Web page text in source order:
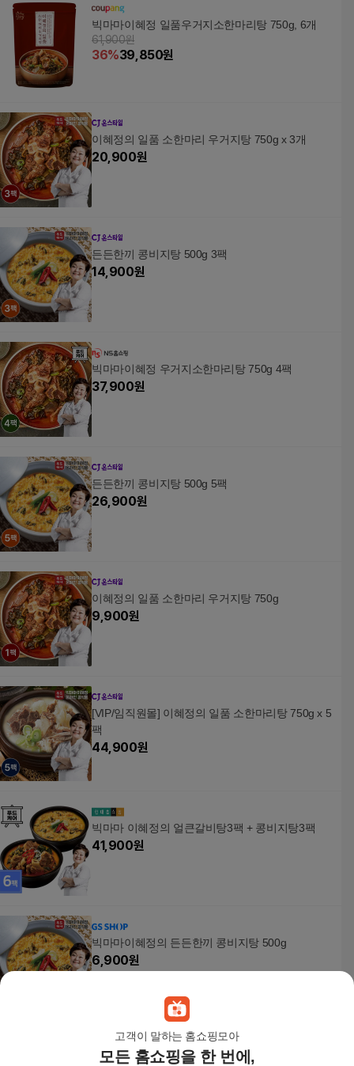
고객이 말하는 홈쇼핑모아
모든 홈쇼핑을 한 번에,
빅마마이혜정 일품우거지소한마리탕 750g, 6개
61,900원
36%39,850원
이혜정의 일품 소한마리 우거지탕 750g x 3개
20,900원
든든한끼 콩비지탕 500g 3팩
14,900원
빅마마이혜정 우거지소한마리탕 750g 4팩
37,900원
든든한끼 콩비지탕 500g 5팩
26,900원
이혜정의 일품 소한마리 우거지탕 750g
9,900원
[VIP/임직원몰] 이혜정의 일품 소한마리탕 750g x 5
팩
44,900원
빅마마 이혜정의 얼큰갈비탕3팩 + 콩비지탕3팩
41,900원
빅마마이혜정의 든든한끼 콩비지탕 500g
6,900원
빅마마이혜정의 든든한끼 콩비지탕 500g 3팩